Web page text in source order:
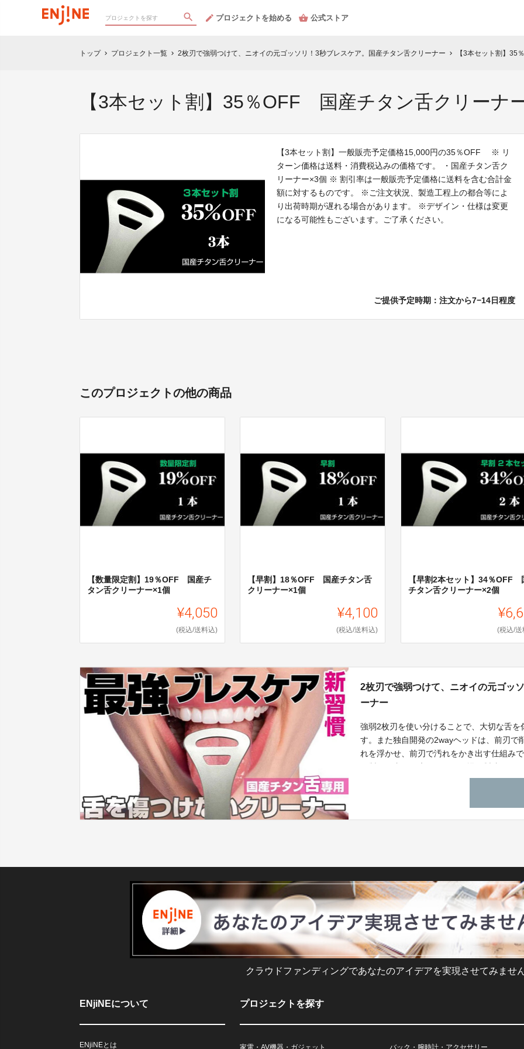
プロジェクトを始める 公式ストア
トップ chevron_right プロジェクト一覧 chevron_right 2枚刃で強弱つけて、ニオイの元ゴッソリ！3秒ブレスケア。国産チタン舌クリーナー chevron_right 【3本セット割】
【3本セット割】35％OFF 国産チタン舌クリーナ
【3本セット割】一般販売予定価格15,000円の35％OFF ※ リ
ターン価格は送料・消費税込みの価格です。 ・国産チタン舌ク
リーナー×3個 ※ 割引率は一般販売予定価格に送料を含む合計金
額に対するものです。 ※ご注文状況、製造工程上の都合等によ
り出荷時期が遅れる場合があります。 ※デザイン・仕様は変更
になる可能性もございます。ご了承ください。
ご提供予定時期：注文から7−14日程度
このプロジェクトの他の商品
【数量限定割】19％OFF 国産チ
タン舌クリーナー×1個
¥4,050
(税込/送料込)
【早割】18％OFF 国産チタン舌
クリーナー×1個
¥4,100
(税込/送料込)
【早割2本セット】34％OFF
チタン舌クリーナー×2個
(税込/送
2枚刃で強弱つけて、ニオイの元ゴッ
ーナー
強弱2枚刃を使い分けることで、大切な舌
す。また独自開発の2wayヘッドは、前刃で
れを浮かせ、前刃で汚れをかき出す仕組み
クラウドファンディングであなたのアイデアを実現させてみませ
ENjiNEについて
ENjiNEとは
プロジェクトを探す
家電・AV機器・ガジェット バック・腕時計・アクセサリー